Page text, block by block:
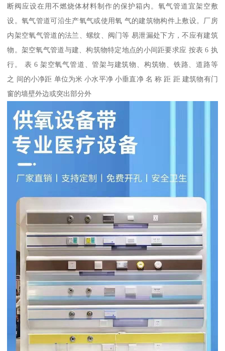
断阀应设在用不燃烧体材料制作的保护箱内。氧气管道宜架空敷
设。氧气管道可沿生产氧气或使用氧 气的建筑物构件上敷设。厂房
内架空氧气管道的法兰、螺纹、阀门等 易泄漏处下方，不应有建筑
物。架空氧气管道与建、构筑物特定地点的小间距要求应 按表 6 执
行。 表 6 架空氧气管道、管架与建筑物、构筑物、铁路、道路等
之 间的小净距 单位为米 小水平净 小垂直净 名 称 距 距 建筑物有门
窗的墙壁外边或突出部分外